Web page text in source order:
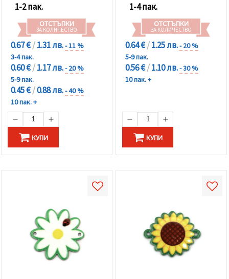
1-2 пак.
ОТСТЪПКИ
ЗА КОЛИЧЕСТВО
0.67 €/1.31 лв.- 11 %
3-4 пак.
0.60 €/1.17 лв.- 20 %
5-9 пак.
0.45 €/0.88 лв.- 40 %
10 пак. +
КУПИ
1-4 пак.
ОТСТЪПКИ
ЗА КОЛИЧЕСТВО
0.64 €/1.25 лв.- 20 %
5-9 пак.
0.56 €/1.10 лв.- 30 %
10 пак. +
КУПИ